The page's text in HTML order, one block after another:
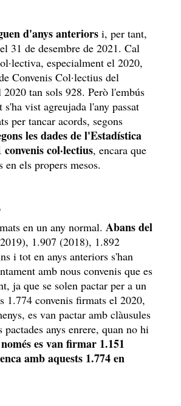
d'anys anteriors i, per tant,
31 de desembre de 2021. Cal
especialment el 2020,
Convenis Col·lectius del
tan sols 928. Però l'embús
vist agreujada l'any passat
per tancar acords, segons
les dades de l'Estadística
col·lectius, encara que
els propers mesos.
en un any normal. Abans del
1.907 (2018), 1.892
i tot en anys anteriors s'han
amb nous convenis que es
ja que se solen pactar per a un
1.774 convenis firmats el 2020,
es van pactar amb clàusules
anys enrere, quan no hi
es van firmar 1.151
amb aquests 1.774 en